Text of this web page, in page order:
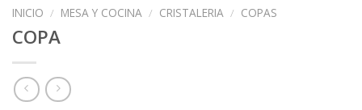
INICIO / MESA Y COCINA / CRISTALERIA / COPAS
COPA